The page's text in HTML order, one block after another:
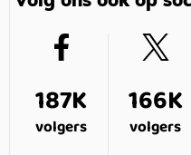
187K
volgers
166K
volgers